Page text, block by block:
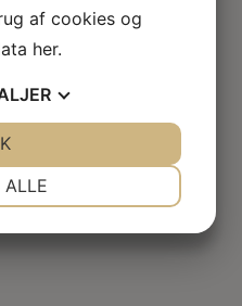
af cookies og
her.
ALLE